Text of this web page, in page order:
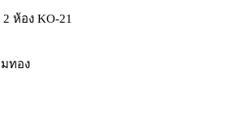
ห้อง KO-21
ทอง